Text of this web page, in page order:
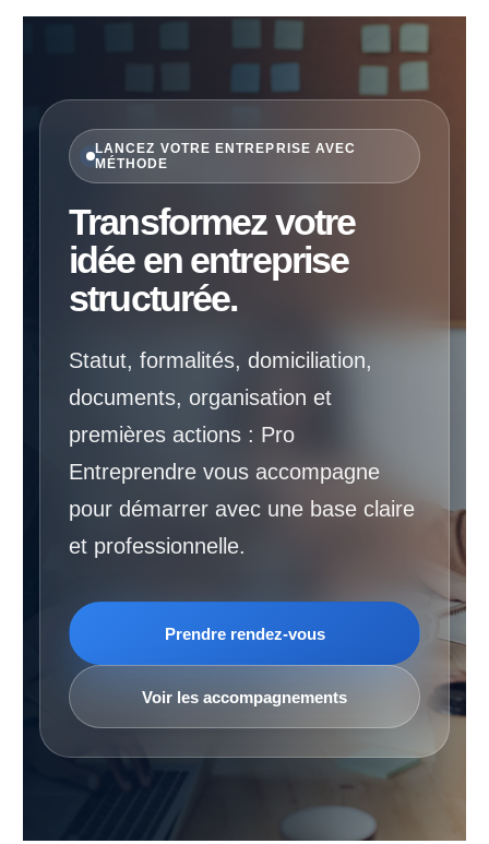
LANCEZ VOTRE ENTREPRISE AVEC
MÉTHODE
Transformez votre
idée en entreprise
structurée.
Statut, formalités, domiciliation,
documents, organisation et
premières actions : Pro
Entreprendre vous accompagne
pour démarrer avec une base claire
et professionnelle.
Prendre rendez-vous
Voir les accompagnements